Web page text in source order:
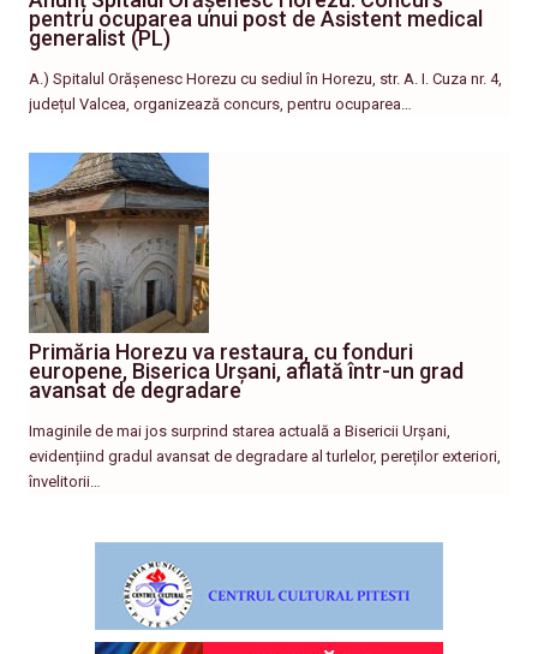
pentru ocuparea unui post de Asistent medical
generalist (PL)
A.) Spitalul Orășenesc Horezu cu sediul în Horezu, str. A. I. Cuza nr. 4,
județul Valcea, organizează concurs, pentru ocuparea…
Primăria Horezu va restaura, cu fonduri
europene, Biserica Urșani, aflată într-un grad
avansat de degradare
Imaginile de mai jos surprind starea actuală a Bisericii Urșani,
evidențiind gradul avansat de degradare al turlelor, pereților exteriori,
învelitorii…